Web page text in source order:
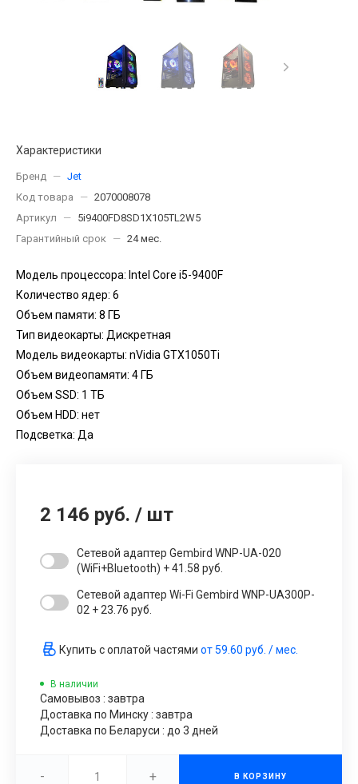
Характеристики
Бренд — Jet
Код товара
— 2070008078
Артикул
— 5i9400FD8SD1X105TL2W5
Гарантийный срок
— 24 мес.
Модель процессора: Intel Core i5-9400F
Количество ядер: 6
Объем памяти: 8 ГБ
Тип видеокарты: Дискретная
Модель видеокарты: nVidia GTX1050Ti
Объем видеопамяти: 4 ГБ
Объем SSD: 1 TБ
Объем HDD: нет
Подсветка: Да
2 146 руб. / шт
Сетевой адаптер Gembird WNP-UA-020
(WiFi+Bluetooth) + 41.58 руб.
Сетевой адаптер Wi-Fi Gembird WNP-UA300P-
02 + 23.76 руб.
Купить с оплатой частями от59.60 руб. / мес.
В наличии
Самовывоз : завтра
Доставка по Минску : завтра
Доставка по Беларуси : до 3 дней
- + В КОРЗИНУ